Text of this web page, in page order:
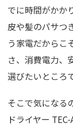
でに時間がかか
皮や髪のパサつ
う家電だからこ
さ、消費電力、
選びたいところ
そこで気になる
ドライヤー